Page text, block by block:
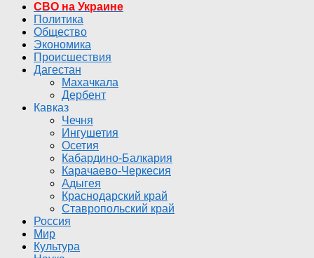
СВО на Украине
Политика
Общество
Экономика
Происшествия
Дагестан
Махачкала
Дербент
Кавказ
Чечня
Ингушетия
Осетия
Кабардино-Балкария
Карачаево-Черкесия
Адыгея
Краснодарский край
Ставропольский край
Россия
Мир
Культура